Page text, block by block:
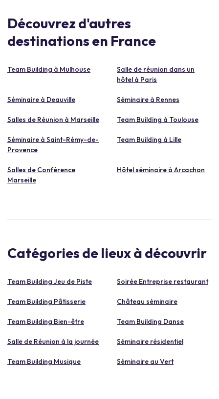
Découvrez d'autres
destinations en France
Team Building à Mulhouse
Salle de réunion dans un
hôtel à Paris
Séminaire à Deauville Séminaire à Rennes
Salles de Réunion à Marseille Team Building à Toulouse
Séminaire à Saint-Rémy-de-
Provence
Team Building à Lille
Salles de Conférence
Marseille
Hôtel séminaire à Arcachon
Catégories de lieux à découvrir
Team Building Jeu de Piste Soirée Entreprise restaurant
Team Building Pâtisserie Château séminaire
Team Building Bien-être Team Building Danse
Salle de Réunion à la journée Séminaire résidentiel
Team Building Musique Séminaire au Vert